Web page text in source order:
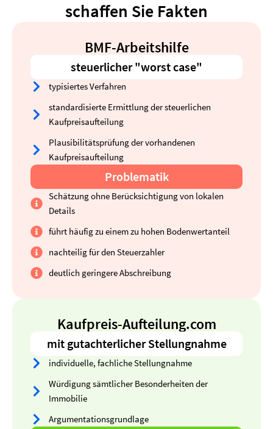
schaffen Sie Fakten
BMF-Arbeitshilfe
steuerlicher "worst case"
typisiertes Verfahren
standardisierte Ermittlung der steuerlichen
Kaufpreisaufteilung
Plausibilitätsprüfung der vorhandenen
Kaufpreisaufteilung
Problematik
Schätzung ohne Berücksichtigung von lokalen
Details
führt häufig zu einem zu hohen Bodenwertanteil
nachteilig für den Steuerzahler
deutlich geringere Abschreibung
Kaufpreis-Aufteilung.com
mit gutachterlicher Stellungnahme
individuelle, fachliche Stellungnahme
Würdigung sämtlicher Besonderheiten der
Immobilie
Argumentationsgrundlage